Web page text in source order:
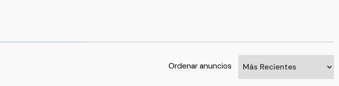
Ordenar anuncios